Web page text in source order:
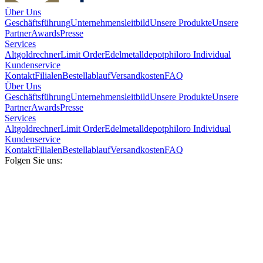
Über Uns
GeschäftsführungUnternehmensleitbildUnsere ProdukteUnsere
PartnerAwardsPresse
Services
AltgoldrechnerLimit OrderEdelmetalldepotphiloro Individual
Kundenservice
KontaktFilialenBestellablaufVersandkostenFAQ
Über Uns
GeschäftsführungUnternehmensleitbildUnsere ProdukteUnsere
PartnerAwardsPresse
Services
AltgoldrechnerLimit OrderEdelmetalldepotphiloro Individual
Kundenservice
KontaktFilialenBestellablaufVersandkostenFAQ
Folgen Sie uns: